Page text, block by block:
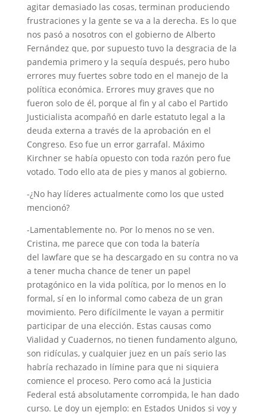
agitar demasiado las cosas, terminan produciendo
frustraciones y la gente se va a la derecha. Es lo que
nos pasó a nosotros con el gobierno de Alberto
Fernández que, por supuesto tuvo la desgracia de la
pandemia primero y la sequía después, pero hubo
errores muy fuertes sobre todo en el manejo de la
política económica. Errores muy graves que no
fueron solo de él, porque al fin y al cabo el Partido
Justicialista acompañó en darle estatuto legal a la
deuda externa a través de la aprobación en el
Congreso. Eso fue un error garrafal. Máximo
Kirchner se había opuesto con toda razón pero fue
votado. Todo ello ata de pies y manos al gobierno.
-¿No hay líderes actualmente como los que usted
mencionó?
-Lamentablemente no. Por lo menos no se ven.
Cristina, me parece que con toda la batería
del lawfare que se ha descargado en su contra no va
a tener mucha chance de tener un papel
protagónico en la vida política, por lo menos en lo
formal, sí en lo informal como cabeza de un gran
movimiento. Pero difícilmente le vayan a permitir
participar de una elección. Estas causas como
Vialidad y Cuadernos, no tienen fundamento alguno,
son ridículas, y cualquier juez en un país serio las
habría rechazado in límine para que ni siquiera
comience el proceso. Pero como acá la Justicia
Federal está absolutamente corrompida, le han dado
curso. Le doy un ejemplo: en Estados Unidos si voy y